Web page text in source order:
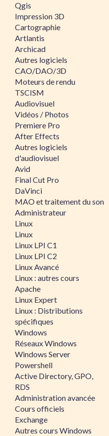
Qgis
Impression 3D
Cartographie
Artlantis
Archicad
Autres logiciels
CAO/DAO/3D
Moteurs de rendu
TSCISM
Audiovisuel
Vidéos / Photos
Premiere Pro
After Effects
Autres logiciels
d'audiovisuel
Avid
Final Cut Pro
DaVinci
MAO et traitement du son
Administrateur
Linux
Linux
Linux LPI C1
Linux LPI C2
Linux Avancé
Linux : autres cours
Apache
Linux Expert
Linux : Distributions
spécifiques
Windows
Réseaux Windows
Windows Server
Powershell
Active Directory, GPO,
RDS
Administration avancée
Cours officiels
Exchange
Autres cours Windows